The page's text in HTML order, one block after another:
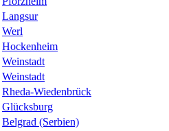
Langsur
Werl
Hockenheim
Weinstadt
Weinstadt
Rheda-Wiedenbrück
Glücksburg
Belgrad (Serbien)